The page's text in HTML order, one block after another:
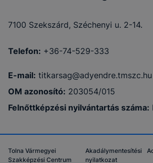
7100 Szekszárd, Széchenyi u. 2-14.
Telefon: +36-74-529-333
E-mail: titkarsag@adyendre.tmszc.hu
OM azonosító: 203054/015
Felnőttképzési nyilvántartás száma:
Tolna Vármegyei
Szakképzési Centrum
Akadálymentesítési
nyilatkozat